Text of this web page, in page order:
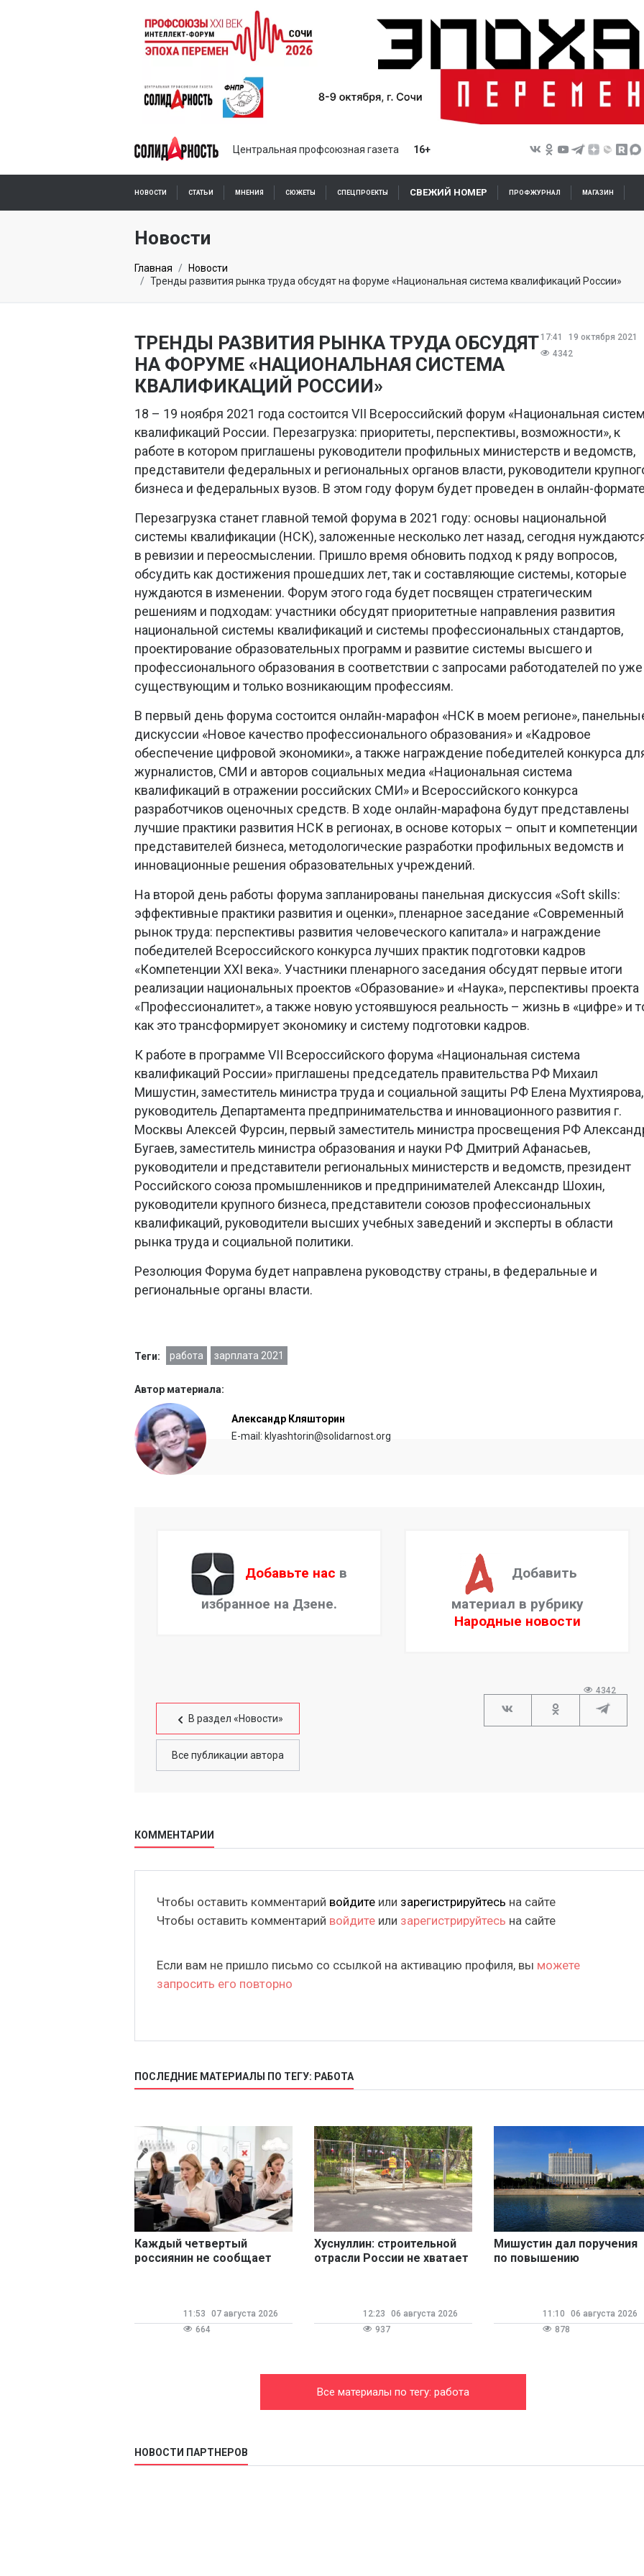
Центральная профсоюзная газета 16+
НОВОСТИ СТАТЬИ МНЕНИЯ СЮЖЕТЫ СПЕЦПРОЕКТЫ СВЕЖИЙ НОМЕР ПРОФЖУРНАЛ МАГАЗИН
ПОДПИСКА ОНЛАЙН
Новости
Главная
Новости
Тренды развития рынка труда обсудят на форуме «Национальная система квалификаций России»
17:41
19 октября 2021
4342
ТРЕНДЫ РАЗВИТИЯ РЫНКА ТРУДА ОБСУДЯТ
НА ФОРУМЕ «НАЦИОНАЛЬНАЯ СИСТЕМА
КВАЛИФИКАЦИЙ РОССИИ»
18 – 19 ноября 2021 года состоится VII Всероссийский форум «Национальная
квалификаций России. Перезагрузка: приоритеты, перспективы, возможности», к
работе в котором приглашены руководители профильных министерств и ведомств,
представители федеральных и региональных органов власти, руководители
бизнеса и федеральных вузов. В этом году форум будет проведен в онлайн-
Перезагрузка станет главной темой форума в 2021 году: основы национальной
системы квалификации (НСК), заложенные несколько лет назад, сегодня
в ревизии и переосмыслении. Пришло время обновить подход к ряду вопросов,
обсудить как достижения прошедших лет, так и составляющие системы, которые
нуждаются в изменении. Форум этого года будет посвящен стратегическим
решениям и подходам: участники обсудят приоритетные направления развития
национальной системы квалификаций и системы профессиональных стандартов,
проектирование образовательных программ и развитие системы высшего и
профессионального образования в соответствии с запросами работодателей по уже
существующим и только возникающим профессиям.
В первый день форума состоится онлайн-марафон «НСК в моем регионе»,
дискуссии «Новое качество профессионального образования» и «Кадровое
обеспечение цифровой экономики», а также награждение победителей конкурса
журналистов, СМИ и авторов социальных медиа «Национальная система
квалификаций в отражении российских СМИ» и Всероссийского конкурса
разработчиков оценочных средств. В ходе онлайн-марафона будут представлены
лучшие практики развития НСК в регионах, в основе которых – опыт и компетенции
представителей бизнеса, методологические разработки профильных ведомств и
инновационные решения образовательных учреждений.
На второй день работы форума запланированы панельная дискуссия «Soft skills:
эффективные практики развития и оценки», пленарное заседание «Современный
рынок труда: перспективы развития человеческого капитала» и награждение
победителей Всероссийского конкурса лучших практик подготовки кадров
«Компетенции XXI века». Участники пленарного заседания обсудят первые итоги
реализации национальных проектов «Образование» и «Наука», перспективы проекта
«Профессионалитет», а также новую устоявшуюся реальность – жизнь в «цифре» и
как это трансформирует экономику и систему подготовки кадров.
К работе в программе VII Всероссийского форума «Национальная система
квалификаций России» приглашены председатель правительства РФ Михаил
Мишустин, заместитель министра труда и социальной защиты РФ Елена Мухтиярова,
руководитель Департамента предпринимательства и инновационного развития г.
Москвы Алексей Фурсин, первый заместитель министра просвещения РФ
Бугаев, заместитель министра образования и науки РФ Дмитрий Афанасьев,
руководители и представители региональных министерств и ведомств, президент
Российского союза промышленников и предпринимателей Александр Шохин,
руководители крупного бизнеса, представители союзов профессиональных
квалификаций, руководители высших учебных заведений и эксперты в области
рынка труда и социальной политики.
Резолюция Форума будет направлена руководству страны, в федеральные и
региональные органы власти.
Теги: работа зарплата 2021
Автор материала:
Александр Кляшторин
E-mail: klyashtorin@solidarnost.org
Добавьте нас в
избранное на Дзене.
Добавить
материал в рубрику
Народные новости
В раздел «Новости»
Все публикации автора
4342
КОММЕНТАРИИ
Чтобы оставить комментарий войдите или зарегистрируйтесь на сайте
Чтобы оставить комментарий войдите или зарегистрируйтесь на сайте
Если вам не пришло письмо со ссылкой на активацию профиля, вы можете
запросить его повторно
ПОСЛЕДНИЕ МАТЕРИАЛЫ ПО ТЕГУ: РАБОТА
Каждый четвертый
россиянин не сообщает
11:53
07 августа 2026
664
Хуснуллин: строительной
отрасли России не хватает
12:23
06 августа 2026
937
Мишустин дал поручения
по повышению
11:10
06 августа 2026
878
Все материалы по тегу: работа
НОВОСТИ ПАРТНЕРОВ